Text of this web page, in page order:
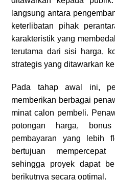
langsung antara
keterlibatan pihak
karakteristik yang
terutama dari sisi harga,
strategis yang ditawarkan
Pada tahap awal ini,
memberikan berbagai
minat calon pembeli.
potongan harga,
pembayaran yang lebih
bertujuan
sehingga proyek dapat
berikutnya secara optimal.